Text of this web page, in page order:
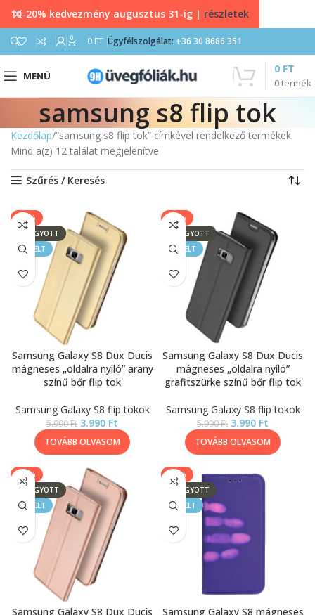
0 0 FT Ügyfélszolgálat: +36 30 8686 351
MENÜ
0termék
0 FT
samsung s8 flip tok
Kezdőlap “samsung s8 flip tok” címkével rendelkező termékek
Mind a(z) 12 találat megjelenítve
Szűrés / Keresés
-33%
ELFOGYOTT
KIEMELT
Samsung Galaxy S8 Dux Ducis
mágneses „oldalra nyíló” arany
színű bőr flip tok
Samsung Galaxy S8 flip tokok
5.990Ft 3.990 Ft
TOVÁBB OLVASOM
-33%
ELFOGYOTT
KIEMELT
Samsung Galaxy S8 Dux Ducis
mágneses „oldalra nyíló”
grafitszürke színű bőr flip tok
Samsung Galaxy S8 flip tokok
5.990Ft 3.990 Ft
TOVÁBB OLVASOM
-33%
ELFOGYOTT
KIEMELT
Samsung Galaxy S8 Dux Ducis
-20%
ELFOGYOTT
KIEMELT
Samsung Galaxy S8 mágneses
10-20% kedvezmény augusztus 31-ig | részletek